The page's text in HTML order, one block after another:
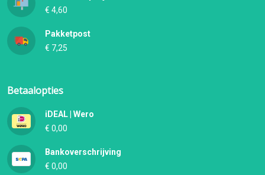
€ 4,60
Pakketpost
€ 7,25
Betaalopties
iDEAL | Wero
€ 0,00
Bankoverschrijving
€ 0,00